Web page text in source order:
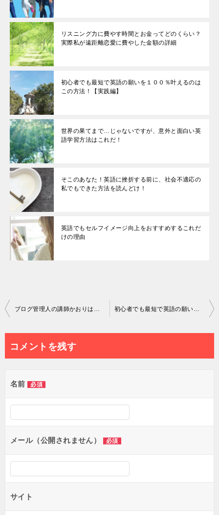
リスニング力に費やす時間とお金ってどのくらい？
実際私が遠距離恋愛に費やした金額の詳細
初心者でも最短で英語の願いを１００％叶えるのは
この方法！【実践編】
世界の果てまで…じゃないですが、意外と面白い英
語学習方法はこれだ！
そこのあなた！英語に挫折する前に、社会不適応の
私でもできた方法を読んどけ！
英語でもセルフイメージ向上をおすすめするこれだ
けの理由
投
ナ
ビ
ゲ
ブログ管理人の講師かおりは「ある日突然英語が口から飛び出す経験」をしたのか？ 初心者でも最短で英語の願いを１００％叶えるのはこの方法！【実践編】
コメントを残す
名前 必須
メール（公開されません） 必須
サイト